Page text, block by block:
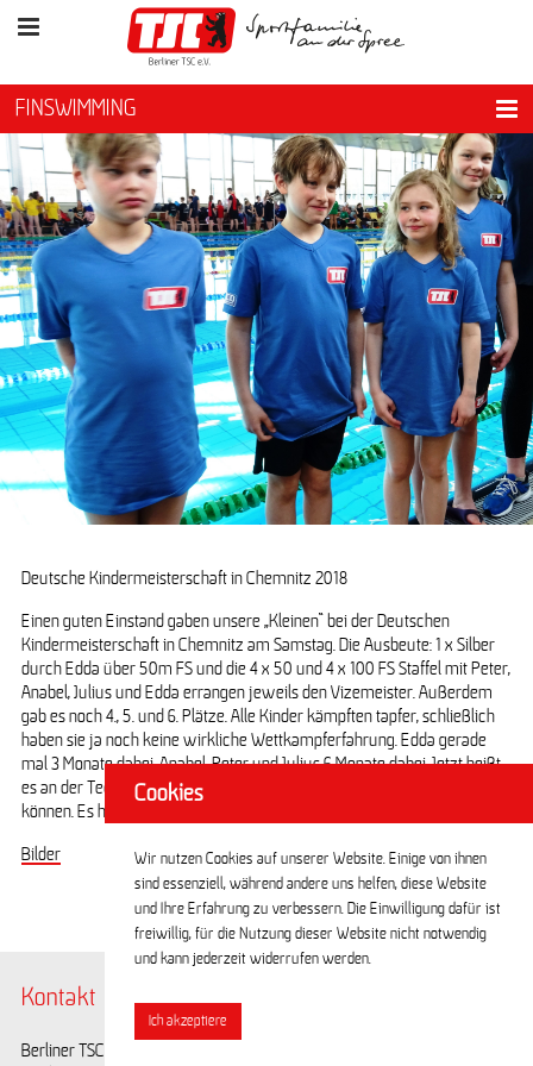
FINSWIMMING
Deutsche Kindermeisterschaft im Finswimming 2018
Deutsche Kindermeisterschaft in Chemnitz 2018
Einen guten Einstand gaben unsere „Kleinen“ bei der Deutschen
Kindermeisterschaft in Chemnitz am Samstag. Die Ausbeute: 1 x Silber
durch Edda über 50m FS und die 4 x 50 und 4 x 100 FS Staffel mit Peter,
Anabel, Julius und Edda errangen jeweils den Vizemeister. Außerdem
gab es noch 4., 5. und 6. Plätze. Alle Kinder kämpften tapfer, schließlich
haben sie ja noch keine wirkliche Wettkampferfahrung. Edda gerade
mal 3 Monate dabei, Anabel, Peter und Julius 6 Monate dabei. Jetzt heißt
es an der Technik zu feilen, um im nächsten Jahr wieder angreifen zu
können. Es hat Spaß gemacht.
Bilder
Kontakt
Berliner TSC e.V.
Cookies
Wir nutzen Cookies auf unserer Website. Einige von ihnen
sind essenziell, während andere uns helfen, diese Website
und Ihre Erfahrung zu verbessern. Die Einwilligung dafür ist
freiwillig, für die Nutzung dieser Website nicht notwendig
und kann jederzeit widerrufen werden.
Ich akzeptiere